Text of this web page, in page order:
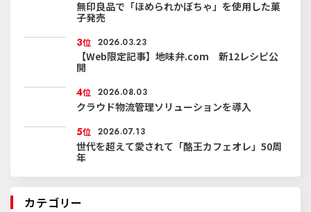
無印良品で「ほめられかぼちゃ」を使用した菓
子発売
3位 2026.03.23
【Web限定記事】地味弁.com 新12レシピ公
開
4位 2026.08.03
クラウド物流管理ソリューションを導入
5位 2026.07.13
世代を超えて愛されて「酪王カフェオレ」50周
年
カテゴリー